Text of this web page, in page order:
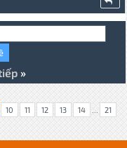
»
10 11 12 13 14 ...
21